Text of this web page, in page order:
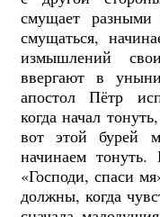
смущает
смущаться,
измышлений
ввергают в
апостол Пётр
когда начал
вот этой бурей
начинаем
«Господи, спаси
должны, когда